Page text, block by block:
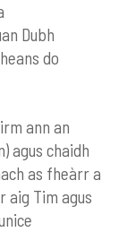
Dubh
do
ann an
agus chaidh
as fheàrr a
aig Tim agus